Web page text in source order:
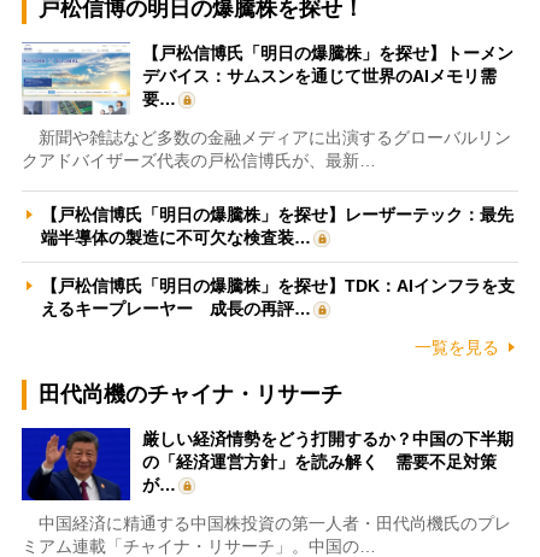
戸松信博の明日の爆騰株を探せ！
【戸松信博氏「明日の爆騰株」を探せ】トーメン
デバイス：サムスンを通じて世界のAIメモリ需
要…
新聞や雑誌など多数の金融メディアに出演するグローバルリン
クアドバイザーズ代表の戸松信博氏が、最新…
【戸松信博氏「明日の爆騰株」を探せ】レーザーテック：最先
端半導体の製造に不可欠な検査装…
【戸松信博氏「明日の爆騰株」を探せ】TDK：AIインフラを支
えるキープレーヤー 成長の再評…
一覧を見る
田代尚機のチャイナ・リサーチ
厳しい経済情勢をどう打開するか？中国の下半期
の「経済運営方針」を読み解く 需要不足対策
が…
中国経済に精通する中国株投資の第一人者・田代尚機氏のプレ
ミアム連載「チャイナ・リサーチ」。中国の…